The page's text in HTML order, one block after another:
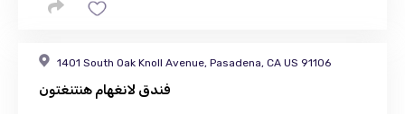
1401 South Oak Knoll Avenue, Pasadena, CA US 91106
فندق لانغهام هنتنغتون